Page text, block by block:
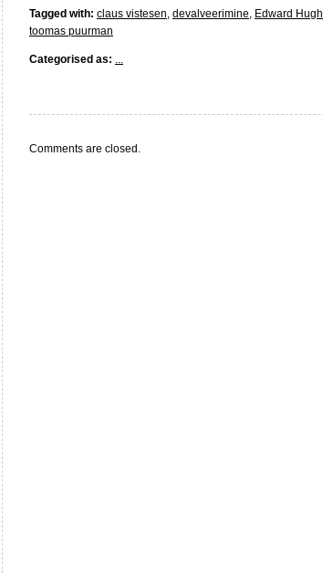
Tagged with: claus vistesen, devalveerimine, Edward Hugh
toomas puurman
Categorised as: ...
Comments are closed.